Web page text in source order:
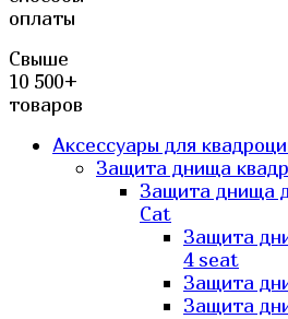
оплаты
Свыше
10 500+
товаров
Аксессуары для
Защита днища
Защита днища
Cat
Защита
4 seat
Защита
Защита